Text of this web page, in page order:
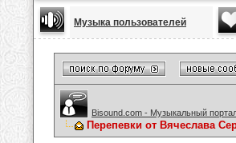
Музыка пользователей
Bisound.com - Музыкальный
Перепевки от Вячеслава